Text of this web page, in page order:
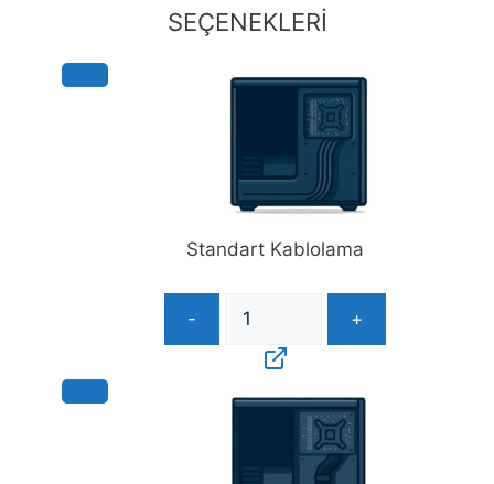
SEÇENEKLERİ
Standart Kablolama
- +